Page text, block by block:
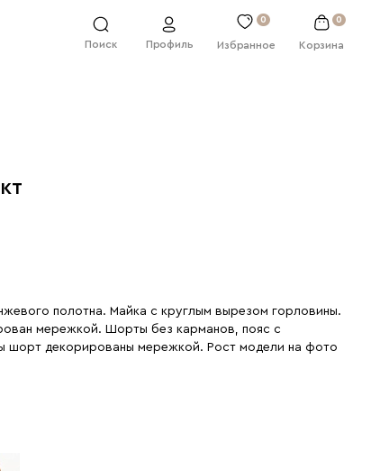
Поиск Профиль
0
Избранное
0
Корзина
полотна. Майка с круглым вырезом горловины.
мережкой. Шорты без карманов, пояс с
мережкой. Рост модели на фото